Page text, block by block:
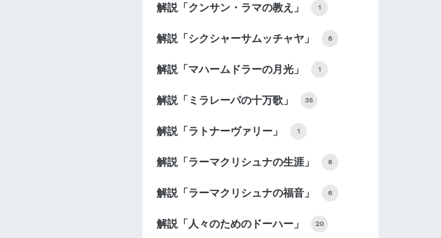
解説「クンサン・ラマの教え」 1
解説「シクシャーサムッチャヤ」 8
解説「マハームドラーの月光」 1
解説「ミラレーパの十万歌」 35
解説「ラトナーヴァリー」 1
解説「ラーマクリシュナの生涯」 6
解説「ラーマクリシュナの福音」 6
解説「人々のためのドーハー」 20